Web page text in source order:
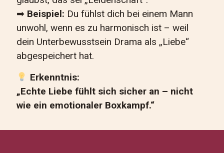
➡ Beispiel: Du fühlst dich bei einem Mann
unwohl, wenn es zu harmonisch ist – weil
dein Unterbewusstsein Drama als „Liebe“
abgespeichert hat.
Erkenntnis:
„Echte Liebe fühlt sich sicher an – nicht
wie ein emotionaler Boxkampf.“